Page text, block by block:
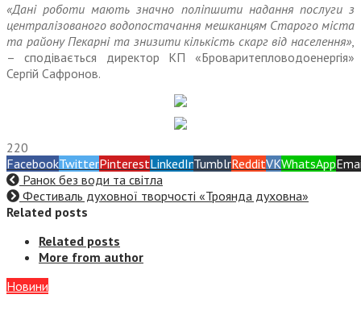
«Дані роботи мають значно поліпшити надання послуги з
централізованого водопостачання мешканцям Старого міста
та району Пекарні та знизити кількість скарг від населення»,
– сподівається директор КП «Броваритепловодоенергія»
Сергій Сафронов.
220
FacebookTwitterPinterestLinkedInTumblrRedditVKWhatsApp
Ранок без води та світла
Фестиваль духовної творчості «Троянда духовна»
Related posts
Related posts
More from author
Новини